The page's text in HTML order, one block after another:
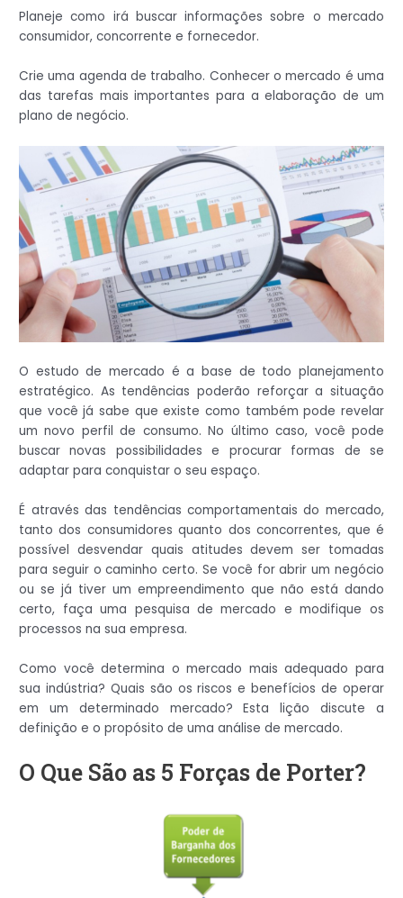
Planeje como irá buscar informações sobre o mercado
consumidor, concorrente e fornecedor.
Crie uma agenda de trabalho. Conhecer o mercado é uma
das tarefas mais importantes para a elaboração de um
plano de negócio.
O estudo de mercado é a base de todo planejamento
estratégico. As tendências poderão reforçar a situação
que você já sabe que existe como também pode revelar
um novo perfil de consumo. No último caso, você pode
buscar novas possibilidades e procurar formas de se
adaptar para conquistar o seu espaço.
É através das tendências comportamentais do mercado,
tanto dos consumidores quanto dos concorrentes, que é
possível desvendar quais atitudes devem ser tomadas
para seguir o caminho certo. Se você for abrir um negócio
ou se já tiver um empreendimento que não está dando
certo, faça uma pesquisa de mercado e modifique os
processos na sua empresa.
Como você determina o mercado mais adequado para
sua indústria? Quais são os riscos e benefícios de operar
em um determinado mercado? Esta lição discute a
definição e o propósito de uma análise de mercado.
O Que São as 5 Forças de Porter?